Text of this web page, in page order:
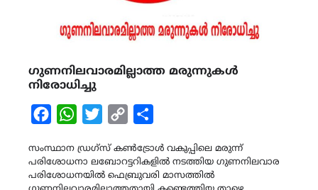
ഗുണനിലവാരമില്ലാത്ത മരുന്നുകൾ
നിരോധിച്ചു
FacebookWhatsAppTwitterCopy
സംസ്ഥാന ഡ്രഗ്‌സ് കൺട്രോൾ വകുപ്പിലെ മരുന്ന്
പരിശോധനാ ലബോറട്ടറികളിൽ നടത്തിയ ഗുണനിലവാര
പരിശോധനയിൽ ഫെബ്രുവരി മാസത്തിൽ